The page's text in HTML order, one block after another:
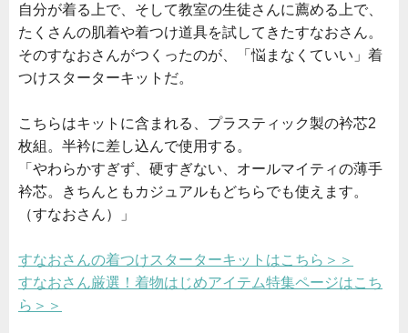
自分が着る上で、そして教室の生徒さんに薦める上で、
たくさんの肌着や着つけ道具を試してきたすなおさん。
そのすなおさんがつくったのが、「悩まなくていい」着
つけスターターキットだ。
こちらはキットに含まれる、プラスティック製の衿芯2
枚組。半衿に差し込んで使用する。
「やわらかすぎず、硬すぎない、オールマイティの薄手
衿芯。きちんともカジュアルもどちらでも使えます。
（すなおさん）」
すなおさんの着つけスターターキットはこちら＞＞
すなおさん厳選！着物はじめアイテム特集ページはこち
ら＞＞